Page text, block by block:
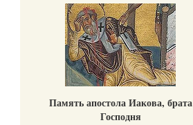
Память апостола Иакова, брата
Господня